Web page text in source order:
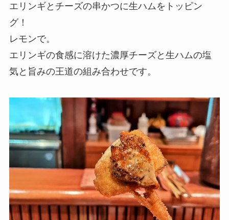
エリンギとチーズの串かつに生ハムをトッピン
グ！
レモンで。
エリンギの食感に溶けた濃厚チーズと生ハムの塩
気と旨みの王道の組み合わせです。